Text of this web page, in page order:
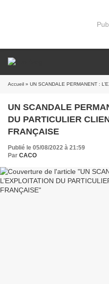
Accueil » UN SCANDALE PERMANENT :
UN SCANDALE
DU PARTICULIER
FRANÇAISE
Publié le 05/08/2022 à 21:59
Par CACO